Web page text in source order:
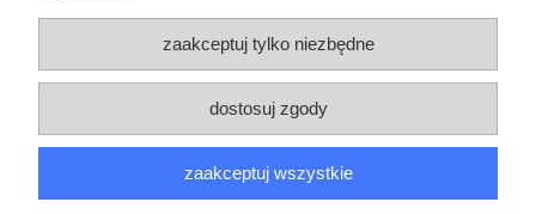
Moje konto
Płatności i dostawa
Informacje
zaakceptuj tylko niezbędne
dostosuj zgody
zaakceptuj wszystkie